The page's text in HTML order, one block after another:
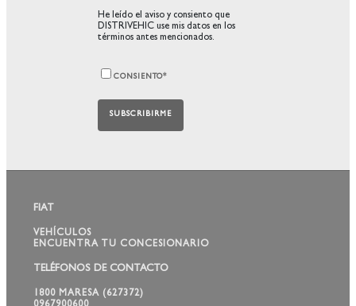
He leído el aviso y consiento que
DISTRIVEHIC use mis datos en los
términos antes mencionados.
CONSIENTO*
FIAT
VEHÍCULOS
ENCUENTRA TU CONCESIONARIO
TELÉFONOS DE CONTACTO
1800 MARESA (627372)